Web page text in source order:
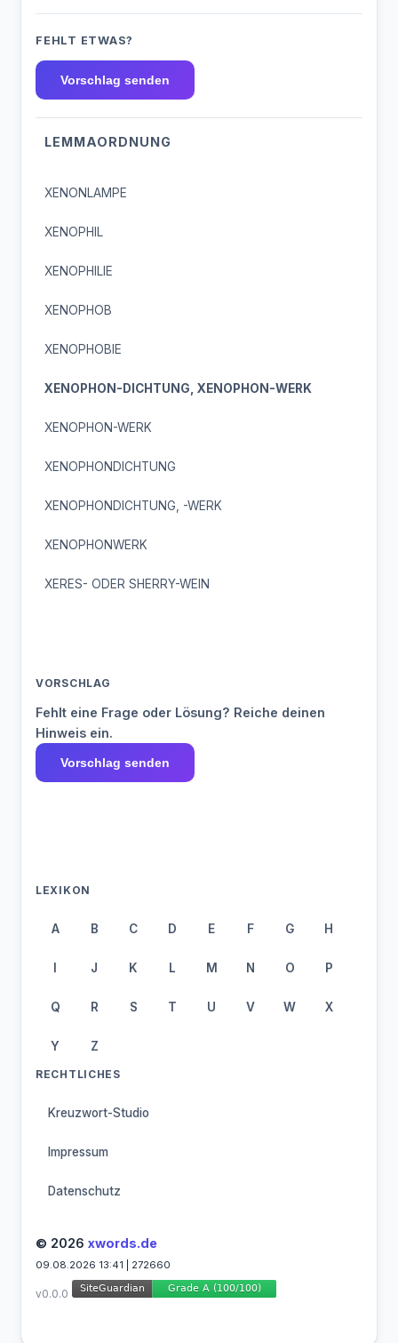
FEHLT ETWAS?
Vorschlag senden
LEMMAORDNUNG
XENONLAMPE
XENOPHIL
XENOPHILIE
XENOPHOB
XENOPHOBIE
XENOPHON-DICHTUNG, XENOPHON-WERK
XENOPHON-WERK
XENOPHONDICHTUNG
XENOPHONDICHTUNG, -WERK
XENOPHONWERK
XERES- ODER SHERRY-WEIN
VORSCHLAG
Fehlt eine Frage oder Lösung? Reiche deinen
Hinweis ein.
Vorschlag senden
LEXIKON
A B C D E F G H
I J K L M N O P
Q R S T U V W X
Y Z
RECHTLICHES
Kreuzwort-Studio
Impressum
Datenschutz
© 2026 xwords.de
09.08.2026 13:41 | 272660
v0.0.0